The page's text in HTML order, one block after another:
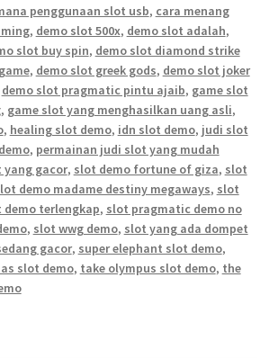
penggunaan slot usb, cara menang
, demo slot 500x, demo slot adalah,
slot buy spin, demo slot diamond strike
, demo slot greek gods, demo slot joker
demo slot pragmatic pintu ajaib, game slot
, game slot yang menghasilkan uang asli,
, healing slot demo, idn slot demo, judi slot
, permainan judi slot yang mudah
gacor, slot demo fortune of giza, slot
demo madame destiny megaways, slot
demo terlengkap, slot pragmatic demo no
, slot wwg demo, slot yang ada dompet
gacor, super elephant slot demo,
slot demo, take olympus slot demo, the